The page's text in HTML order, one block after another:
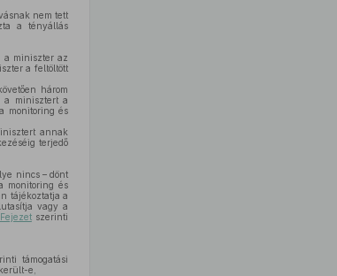
nem tett
a tényállás
a miniszter az
a feltöltött
három
a minisztert a
monitoring és
annak
terjedő
nincs – dönt
monitoring és
tájékoztatja a
vagy a
szerinti
támogatási
e,